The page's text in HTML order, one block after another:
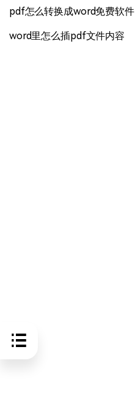
pdf怎么转换成word免费软件
word里怎么插pdf文件内容